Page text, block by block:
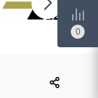
0